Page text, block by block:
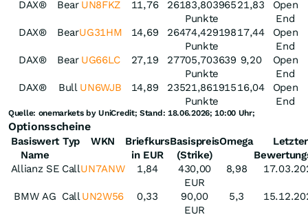
DAX®
Bear UN8FKZ 11,76
26183,803965
Punkte
21,83
Open
End
DAX®
BearUG31HM 14,69
26474,429198
Punkte
17,44
Open
End
DAX®
Bear UG66LC 27,19
27705,703639
Punkte
9,20
Open
End
DAX®
Bull UN6WJB 14,89
23521,861915
Punkte
16,04
Open
End
Quelle: onemarkets by UniCredit; Stand: 18.06.2026; 10:00 Uhr;
Optionsscheine
Basiswert
Name
Typ WKN
Briefkurs
in EUR
Basispreis
(Strike)
Omega
Letzter
Allianz SE CallUN7ANW 1,84
430,00
EUR
8,98
BMW AG CallUN2W56 0,33
90,00
EUR
5,3